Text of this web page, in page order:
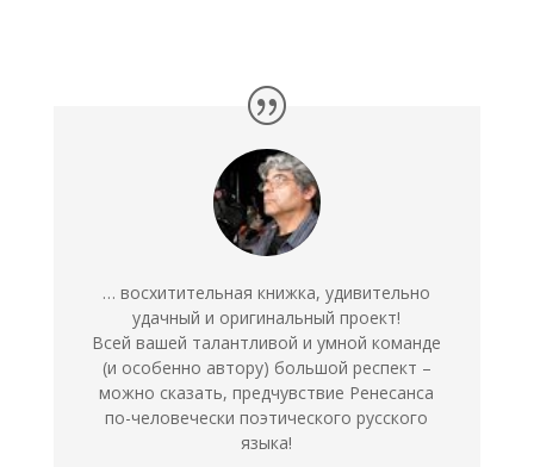
… восхитительная книжка, удивительно
удачный и оригинальный проект!
Всей вашей талантливой и умной команде
(и особенно автору) большой респект –
можно сказать, предчувствие Ренесанса
по-человечески поэтического русского
языка!